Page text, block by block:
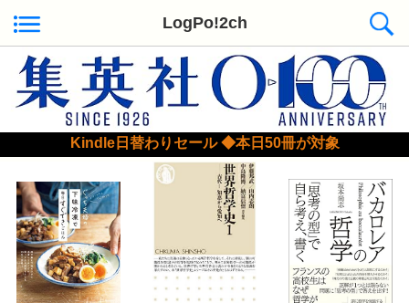
LogPo!2ch
Kindle日替わりセール ◆本日50冊が対象